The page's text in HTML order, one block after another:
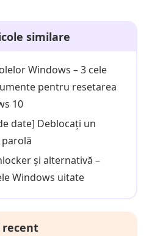
similare
Windows – 3 cele
pentru resetarea
10
date] Deblocați un
și alternativă –
Windows uitate
recent